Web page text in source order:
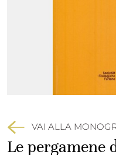
VAI ALLA
Le pergamene